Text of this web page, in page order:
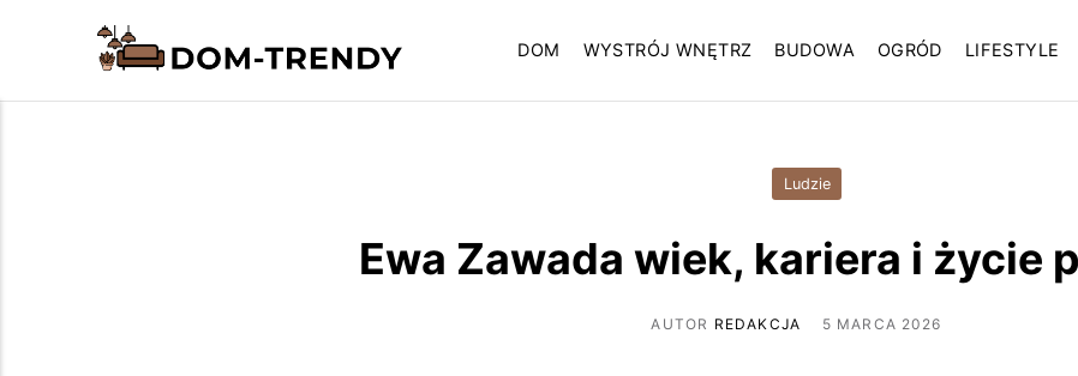
DOM WYSTRÓJ WNĘTRZ BUDOWA OGRÓD LIFESTYLE
Ludzie
Ewa Zawada wiek, kariera i życie
AUTOR REDAKCJA 5 MARCA 2026